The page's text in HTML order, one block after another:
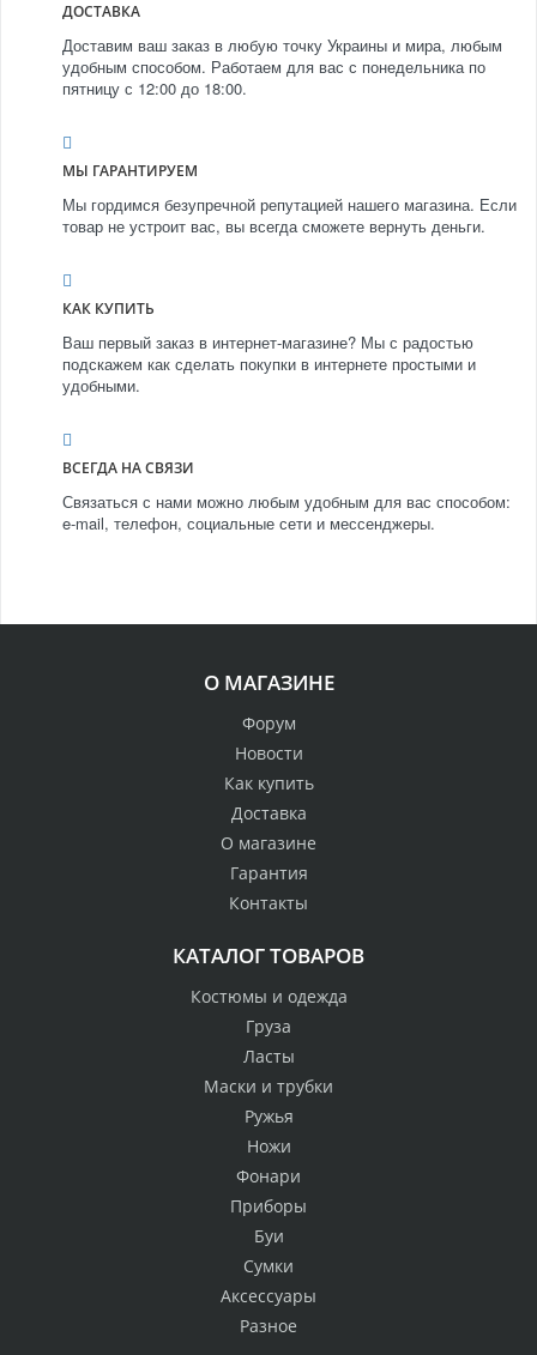
ДОСТАВКА
Доставим ваш заказ в любую точку Украины и мира, любым
удобным способом. Работаем для вас с понедельника по
пятницу с 12:00 до 18:00.
МЫ ГАРАНТИРУЕМ
Мы гордимся безупречной репутацией нашего магазина. Если
товар не устроит вас, вы всегда сможете вернуть деньги.
КАК КУПИТЬ
Ваш первый заказ в интернет-магазине? Мы с радостью
подскажем как сделать покупки в интернете простыми и
удобными.
ВСЕГДА НА СВЯЗИ
Связаться с нами можно любым удобным для вас способом:
e-mail, телефон, социальные сети и мессенджеры.
О МАГАЗИНЕ
Форум
Новости
Как купить
Доставка
О магазине
Гарантия
Контакты
КАТАЛОГ ТОВАРОВ
Костюмы и одежда
Груза
Ласты
Маски и трубки
Ружья
Ножи
Фонари
Приборы
Буи
Сумки
Аксессуары
Разное